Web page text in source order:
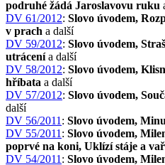
podruhé žádá Jaroslavovu ruku
DV 61/2012: Slovo úvodem,
v prach a další
DV 59/2012: Slovo úvodem,
utrácenía další
DV 58/2012: Slovo úvodem,
hříbata a další
DV 57/2012: Slovo úvodem,
další
DV 56/2011 : Slovo úvodem,
DV 55/2011 : Slovo úvodem,
poprvé na koni, Uklízí stáje a
DV 54/2011 : Slovo úvodem,